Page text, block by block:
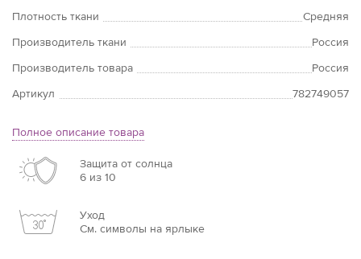
Плотность ткани
Средняя
Производитель ткани
Россия
Производитель товара
Россия
Артикул
782749057
Полное описание товара
Защита от солнца
6 из 10
Уход
См. символы на ярлыке